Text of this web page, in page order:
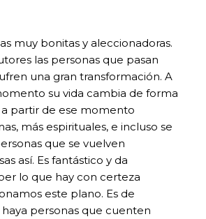
muy bonitas y aleccionadoras.
las personas que pasan
una gran transformación. A
su vida cambia de forma
a partir de ese momento
más espirituales, e incluso se
que se vuelven
así. Es fantástico y da
lo que hay con certeza
este plano. Es de
personas que cuenten